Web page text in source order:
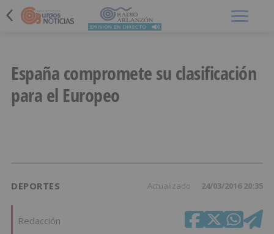
España compromete su clasificación
para el Europeo
DEPORTES Actualizado 24/03/2016 20:35
Redacción